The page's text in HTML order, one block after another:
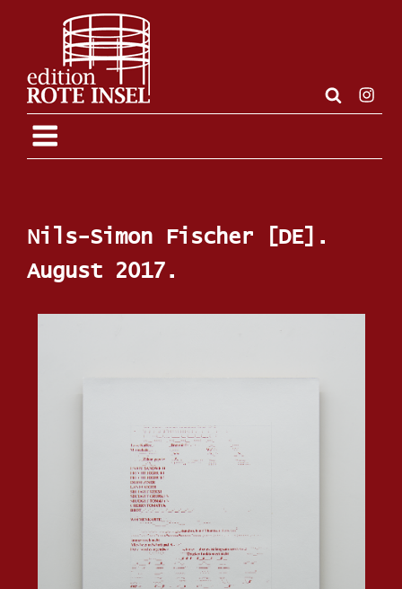
Nils-Simon Fischer [DE].
August 2017.